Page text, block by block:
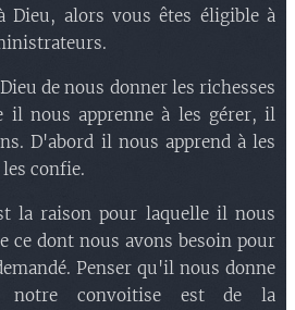
Dieu, alors vous êtes éligible à
de nous donner les richesses
il nous apprenne à les gérer, il
D'abord il nous apprend à les
confie.
la raison pour laquelle il nous
ce dont nous avons besoin pour
Penser qu'il nous donne
notre convoitise est de la